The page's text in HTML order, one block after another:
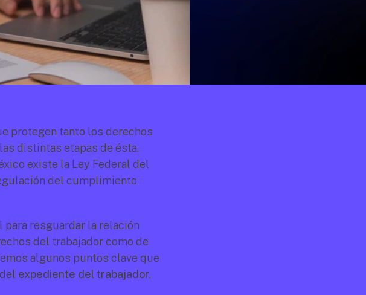
protegen tanto los derechos
distintas etapas de ésta.
existe la Ley Federal del
del cumplimiento
resguardar la relación
del trabajador como de
algunos puntos clave que
expediente del trabajador.